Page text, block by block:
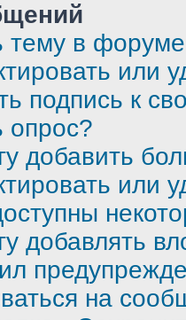
тему в
или
подпись к
опрос?
добавить
или
добавлять
на